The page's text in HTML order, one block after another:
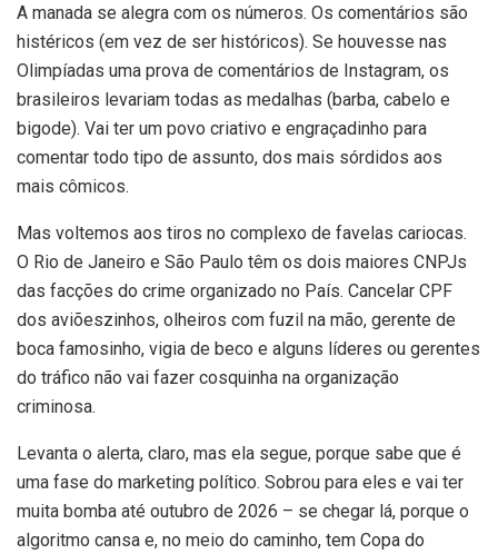
A manada se alegra com os números. Os comentários são
histéricos (em vez de ser históricos). Se houvesse nas
Olimpíadas uma prova de comentários de Instagram, os
brasileiros levariam todas as medalhas (barba, cabelo e
bigode). Vai ter um povo criativo e engraçadinho para
comentar todo tipo de assunto, dos mais sórdidos aos
mais cômicos.
Mas voltemos aos tiros no complexo de favelas cariocas.
O Rio de Janeiro e São Paulo têm os dois maiores CNPJs
das facções do crime organizado no País. Cancelar CPF
dos aviõeszinhos, olheiros com fuzil na mão, gerente de
boca famosinho, vigia de beco e alguns líderes ou gerentes
do tráfico não vai fazer cosquinha na organização
criminosa.
Levanta o alerta, claro, mas ela segue, porque sabe que é
uma fase do marketing político. Sobrou para eles e vai ter
muita bomba até outubro de 2026 – se chegar lá, porque o
algoritmo cansa e, no meio do caminho, tem Copa do